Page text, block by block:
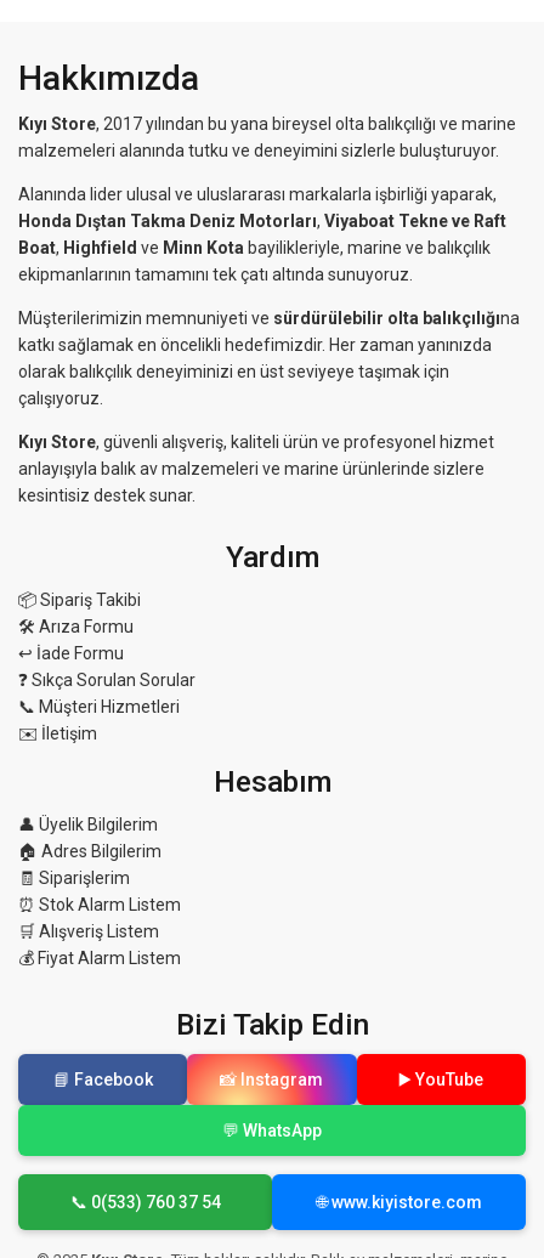
Hakkımızda
Kıyı Store, 2017 yılından bu yana bireysel olta balıkçılığı ve marine
malzemeleri alanında tutku ve deneyimini sizlerle buluşturuyor.
Alanında lider ulusal ve uluslararası markalarla işbirliği yaparak,
Honda Dıştan Takma Deniz Motorları, Viyaboat Tekne ve Raft
Boat, Highfield ve Minn Kota bayilikleriyle, marine ve balıkçılık
ekipmanlarının tamamını tek çatı altında sunuyoruz.
Müşterilerimizin memnuniyeti ve sürdürülebilir olta balıkçılığına
katkı sağlamak en öncelikli hedefimizdir. Her zaman yanınızda
olarak balıkçılık deneyiminizi en üst seviyeye taşımak için
çalışıyoruz.
Kıyı Store, güvenli alışveriş, kaliteli ürün ve profesyonel hizmet
anlayışıyla balık av malzemeleri ve marine ürünlerinde sizlere
kesintisiz destek sunar.
Yardım
📦 Sipariş Takibi
🛠 Arıza Formu
↩️ İade Formu
❓ Sıkça Sorulan Sorular
📞 Müşteri Hizmetleri
✉️ İletişim
Hesabım
👤 Üyelik Bilgilerim
🏠 Adres Bilgilerim
🧾 Siparişlerim
⏰ Stok Alarm Listem
🛒 Alışveriş Listem
💰 Fiyat Alarm Listem
Bizi Takip Edin
📘 Facebook 📸 Instagram ▶️ YouTube
💬 WhatsApp
📞 0(533) 760 37 54 🌐 www.kiyistore.com